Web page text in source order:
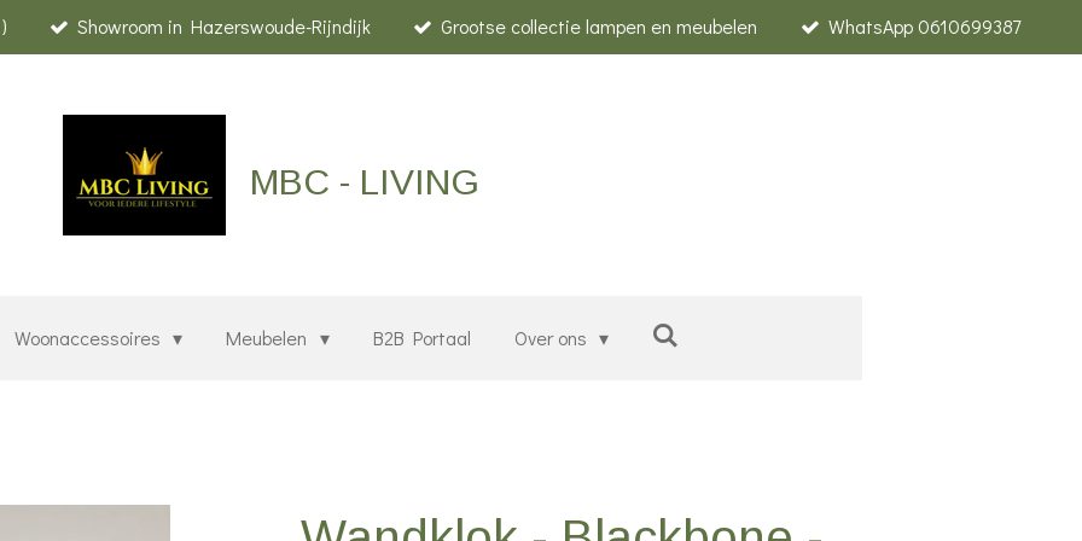
Showroom in Hazerswoude-Rijndijk Grootse collectie lampen en meubelen WhatsApp 0610699387
MBC - LIVING
Woonaccessoires Meubelen B2B Portaal Over ons